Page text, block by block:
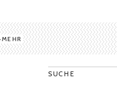
MEHR
SUCHE